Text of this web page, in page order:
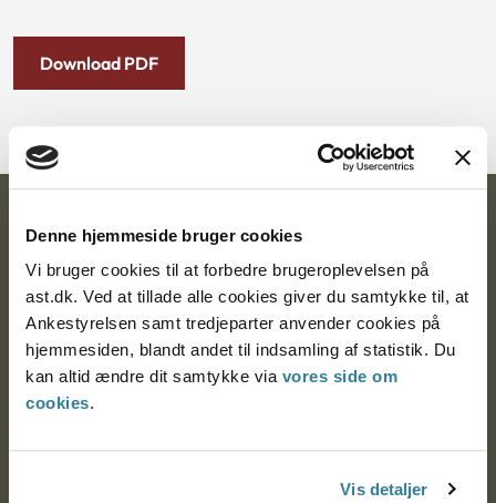
Denne hjemmeside bruger cookies
Vi bruger cookies til at forbedre brugeroplevelsen på
ast.dk. Ved at tillade alle cookies giver du samtykke til, at
Ankestyrelsen samt tredjeparter anvender cookies på
hjemmesiden, blandt andet til indsamling af statistik. Du
kan altid ændre dit samtykke via vores side om
cookies.
Vis detaljer
Download PDF
Ankestyrelsen
Postadresse:
Nytorv 7, 2. sal
9000 Aalborg